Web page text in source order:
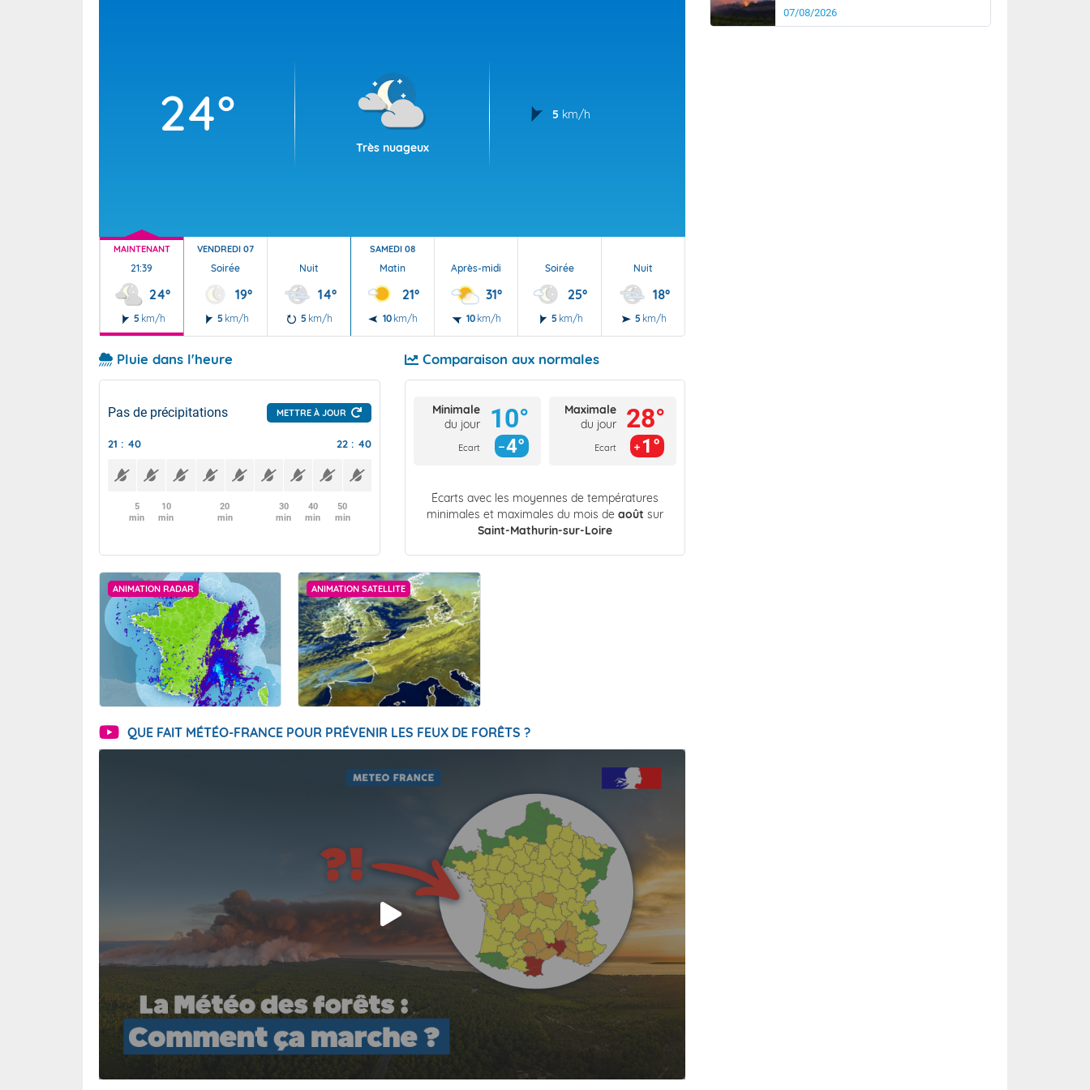
24°
Très nuageux
5 km/h
MAINTENANT
21:39
24°
5 km/h
VENDREDI 07
Soirée
19°
5 km/h
Nuit
14°
5 km/h
SAMEDI 08
Matin
21°
10 km/h
Après-midi
31°
10 km/h
Soirée
25°
5 km/h
Nuit
18°
5 km/h
Pluie dans l'heure
Pas de précipitations METTRE À JOUR
21 : 40 22 : 40
5
min
10
min
20
min
30
min
40
min
50
min
Comparaison aux normales
Minimale
du jour
Ecart
10°
4°
Maximale
du jour
Ecart
28°
1°
Écarts avec les moyennes de températures
minimales et maximales du mois de août sur
Saint-Mathurin-sur-Loire
ANIMATION RADAR ANIMATION SATELLITE
QUE FAIT MÉTÉO-FRANCE POUR PRÉVENIR LES FEUX DE FORÊTS ?
07/08/2026